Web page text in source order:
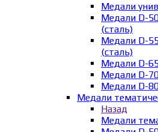
Медали
Медали D-
(сталь)
Медали D-
(сталь)
Медали D-
Медали D-
Медали D-
Медали
Назад
Медали